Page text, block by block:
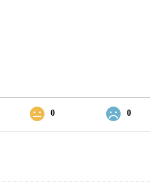
0 0